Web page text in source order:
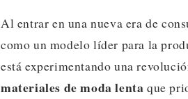
Al entrar en una nueva era de
como un modelo líder para la
está experimentando una
materiales de moda lenta que